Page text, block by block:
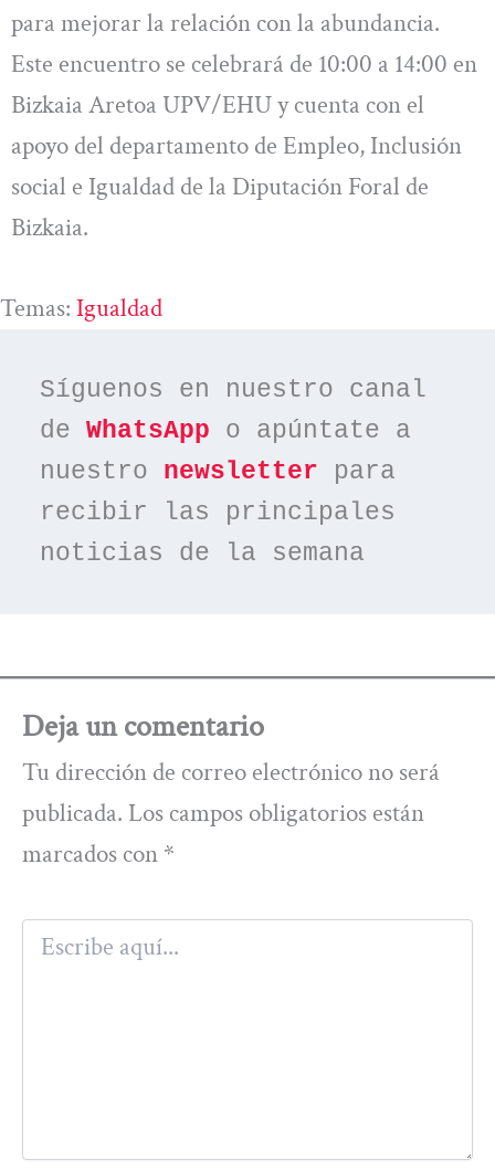
para mejorar la relación con la abundancia.
Este encuentro se celebrará de 10:00 a 14:00 en
Bizkaia Aretoa UPV/EHU y cuenta con el
apoyo del departamento de Empleo, Inclusión
social e Igualdad de la Diputación Foral de
Bizkaia.
Temas: Igualdad
Síguenos en nuestro canal
de WhatsApp o apúntate a
nuestro newsletter para
recibir las principales
noticias de la semana
Deja un comentario
Tu dirección de correo electrónico no será
publicada. Los campos obligatorios están
marcados con *
aquí...